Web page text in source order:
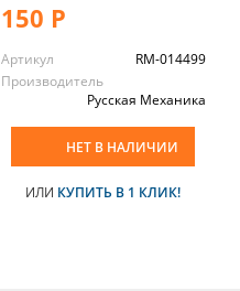
150 Р
Артикул
RM-014499
Производитель
Русская Механика
НЕТ В НАЛИЧИИ
ИЛИ КУПИТЬ В 1 КЛИК!